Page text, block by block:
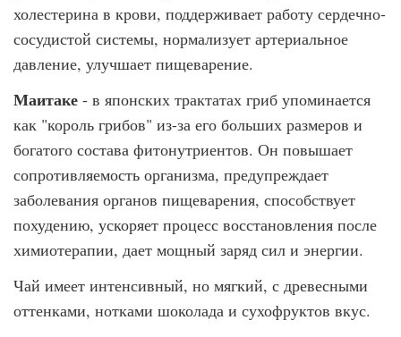
холестерина в крови, поддерживает работу сердечно-
сосудистой системы, нормализует артериальное
давление, улучшает пищеварение.
Маитаке - в японских трактатах гриб упоминается
как "король грибов" из-за его больших размеров и
богатого состава фитонутриентов. Он повышает
сопротивляемость организма, предупреждает
заболевания органов пищеварения, способствует
похудению, ускоряет процесс восстановления после
химиотерапии, дает мощный заряд сил и энергии.
Чай имеет интенсивный, но мягкий, с древесными
оттенками, нотками шоколада и сухофруктов вкус.